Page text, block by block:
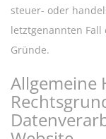
steuer- oder
letztgenannten
Gründe.
Allgemeine